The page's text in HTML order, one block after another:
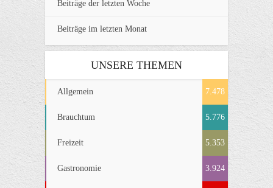
Beiträge der letzten Woche
Beiträge im letzten Monat
UNSERE THEMEN
Allgemein 7.478
Brauchtum 5.776
Freizeit 5.353
Gastronomie 3.924